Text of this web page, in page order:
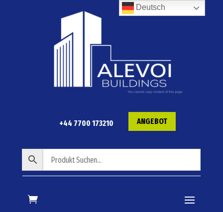
+44 7700 173210 ANGEBOT
Deutsch